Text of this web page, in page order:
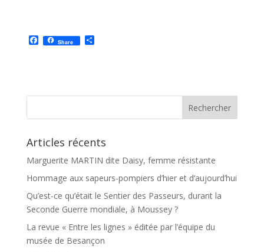
F
a
o
Share P
e
Articles récents
Marguerite MARTIN dite Daisy, femme résistante
Hommage aux sapeurs-pompiers d’hier et d’aujourd’hui
Qu’est-ce qu’était le Sentier des Passeurs, durant la
Seconde Guerre mondiale, à Moussey ?
La revue « Entre les lignes » éditée par l’équipe du
musée de Besançon